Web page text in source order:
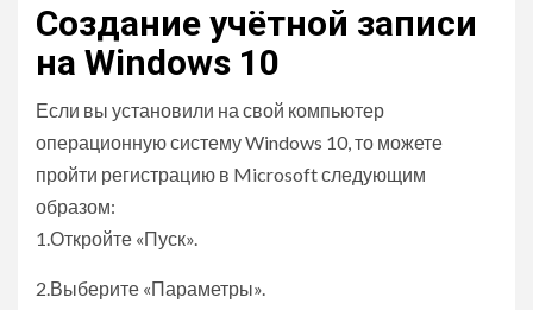
Создание учётной записи
на Windows 10
Если вы установили на свой компьютер
операционную систему Windows 10, то можете
пройти регистрацию в Microsoft следующим
образом:
1.Откройте «Пуск».
2.Выберите «Параметры».